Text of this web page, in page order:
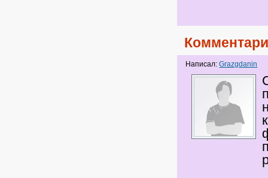
Написал:Grazgdanin